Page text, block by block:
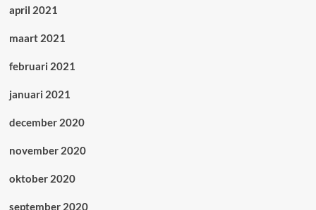
april 2021
maart 2021
februari 2021
januari 2021
december 2020
november 2020
oktober 2020
september 2020